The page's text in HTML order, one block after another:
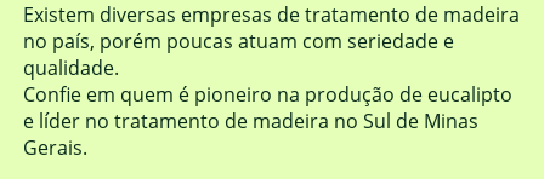
Existem diversas empresas de tratamento de madeira
no país, porém poucas atuam com seriedade e
qualidade.
Confie em quem é pioneiro na produção de eucalipto
e líder no tratamento de madeira no Sul de Minas
Gerais.